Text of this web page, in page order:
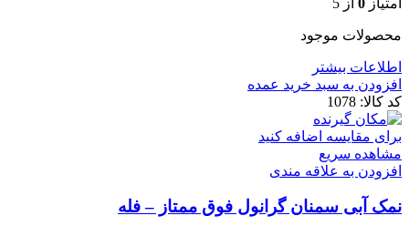
محصولات موجود
اطلاعات بیشتر
افزودن به سبد خرید عمده
کد کالا: 1078
برای مقایسه اضافه کنید
مشاهده سریع
افزودن به علاقه مندی
نمک آبی سمنان گرانول فوق ممتاز – فله